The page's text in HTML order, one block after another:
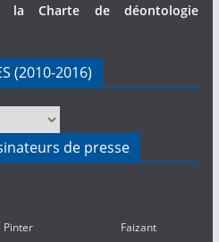
la Charte de déontologie
(2010-2016)
de presse
Pinter Faizant